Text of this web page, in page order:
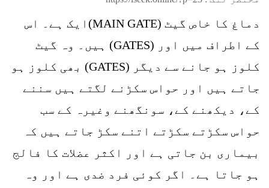
دماغ کا خاص گیٹ (MAIN GATE)ایک ہے۔ اس
کے اطراف میں اور (GATES) ہیں۔ وہ گیٹ
کلوز ہو جانے سے دیگر (GATES) بھی کلوز ہو
جاتے ہیں اور حواس سکڑنے لگتے ہیں سننے
کے، دیکھنے کے، سونگھنے وغیرہ کے سب
حواس سکڑتے سکڑتے اتنے سکڑ جاتے ہیں کہ
بیماری بن جاتی ہے اور اکثر عضلات کا فالج
ہو جاتا ہے۔ اگر کوئی فرد ضدی ہے اور وہ